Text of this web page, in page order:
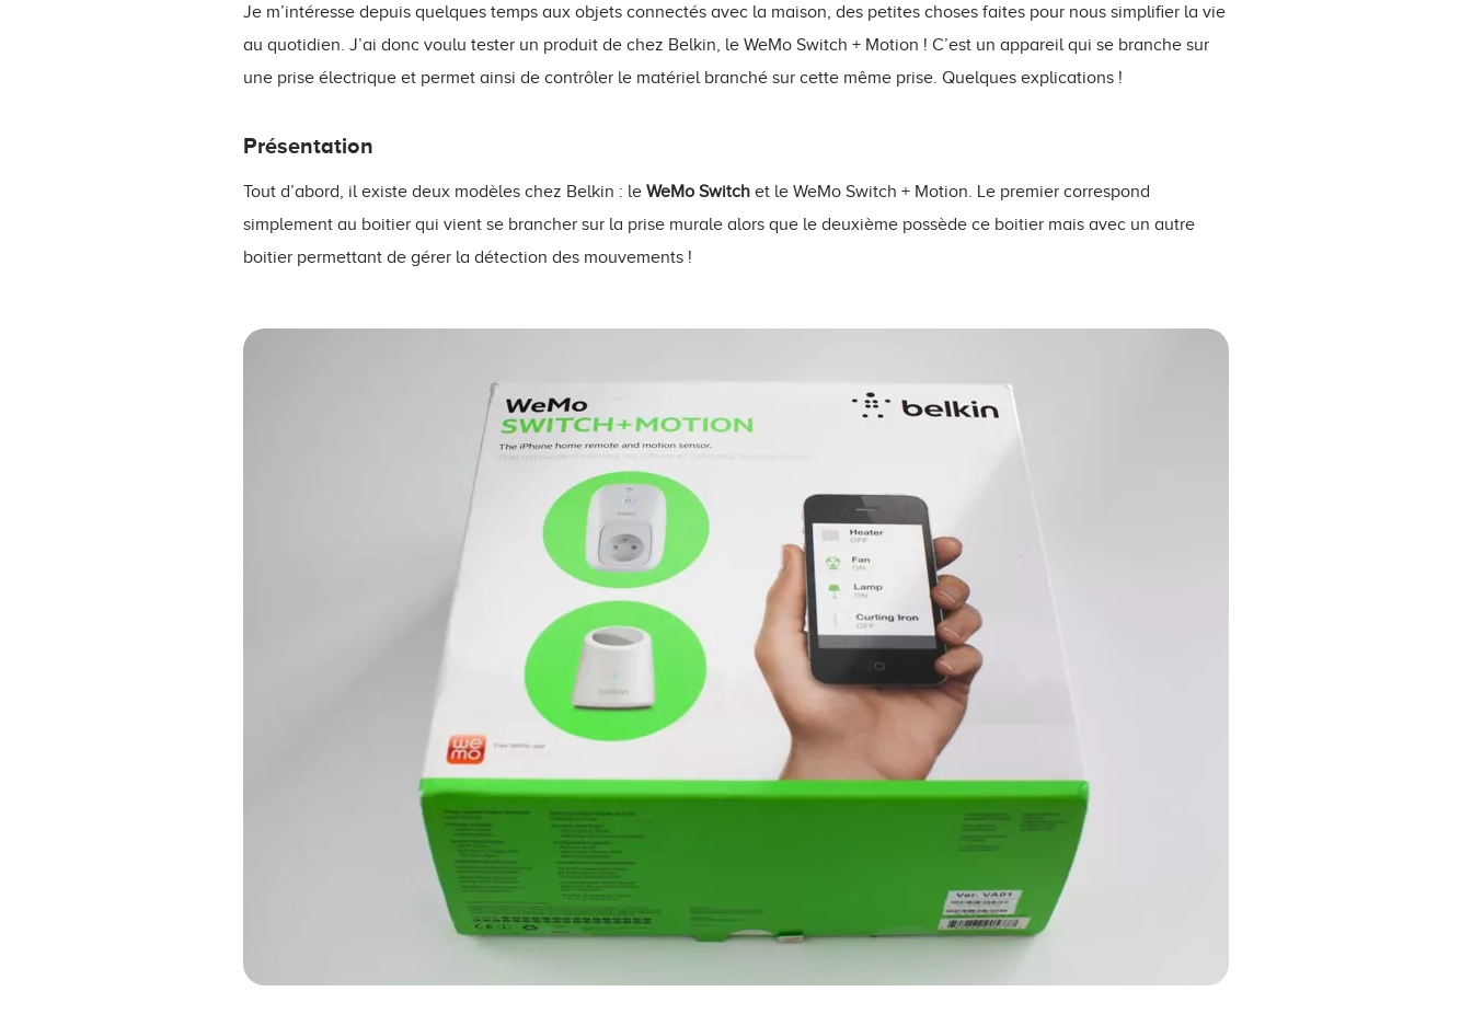
Je m’intéresse depuis quelques temps aux objets connectés avec la maison, des petites choses faites pour nous simplifier la vie
au quotidien. J’ai donc voulu tester un produit de chez Belkin, le WeMo Switch + Motion ! C’est un appareil qui se branche sur
une prise électrique et permet ainsi de contrôler le matériel branché sur cette même prise. Quelques explications !
Présentation
Tout d’abord, il existe deux modèles chez Belkin : le WeMo Switch et le WeMo Switch + Motion. Le premier correspond
simplement au boitier qui vient se brancher sur la prise murale alors que le deuxième possède ce boitier mais avec un autre
boitier permettant de gérer la détection des mouvements !